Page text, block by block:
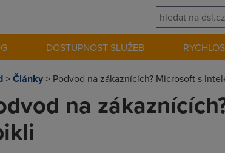
DOSTUPNOST SLUŽEB
>Články> Podvod na zákaznících? Microsoft s
na